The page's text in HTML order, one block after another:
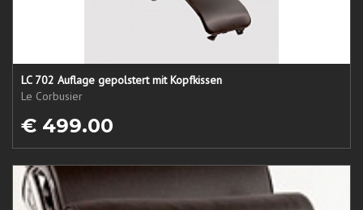
LC 702 Auflage gepolstert mit Kopfkissen
Le Corbusier
€ 499.00